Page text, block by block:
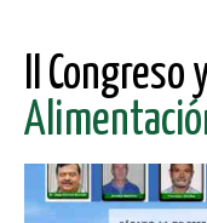
II Congreso